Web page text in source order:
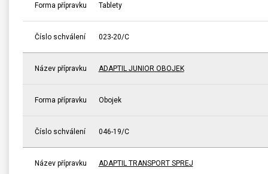
Forma přípravku Tablety
Číslo schválení 023-20/C
Název přípravku ADAPTIL JUNIOR OBOJEK
Forma přípravku Obojek
Číslo schválení 046-19/C
Název přípravku ADAPTIL TRANSPORT SPREJ